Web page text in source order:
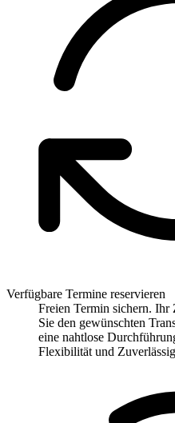
Verfügbare Termine reservieren
Freien Termin sichern.
Sie den gewünschten
eine nahtlose
Flexibilität und